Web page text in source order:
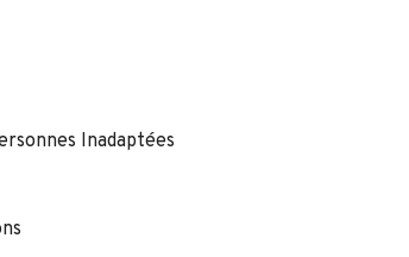
Inadaptées